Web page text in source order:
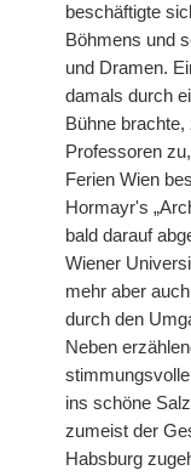
beschäftigte
Böhmens und
und Dramen.
damals durch
Bühne
Professoren
Ferien Wien
Hormayr's
bald darauf
Wiener
mehr aber
durch den
Neben
ins schöne
zumeist der
Habsburg